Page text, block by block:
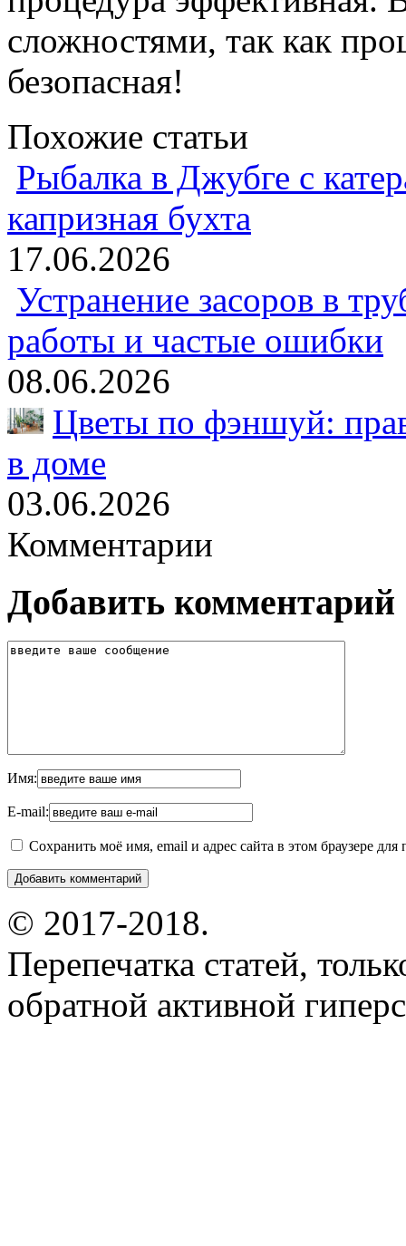
сложностями, так как
безопасная!
Похожие статьи
Рыбалка в Джубге с
капризная бухта
17.06.2026
Устранение засоров в
работы и частые ошибки
08.06.2026
Цветы по фэншуй:
в доме
03.06.2026
Комментарии
Добавить комментарий
Имя:
E-mail:
Сохранить моё имя, email и адрес сайта в этом браузере
© 2017-2018.
Перепечатка статей,
обратной активной